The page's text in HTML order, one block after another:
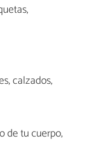
calzados,
de tu cuerpo,